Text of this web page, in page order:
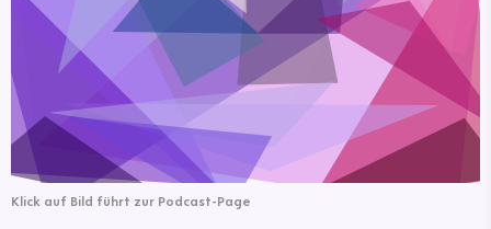
Klick auf Bild führt zur Podcast-Page